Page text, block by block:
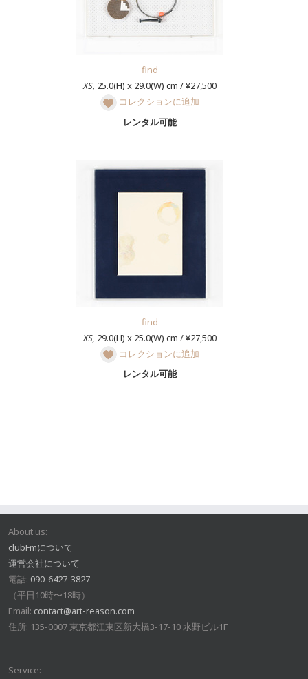
find
XS, 25.0(H) x 29.0(W) cm / ¥27,500
コレクションに追加
レンタル可能
find
XS, 29.0(H) x 25.0(W) cm / ¥27,500
コレクションに追加
レンタル可能
About us:
clubFmについて
運営会社について
電話: 090-6427-3827
（平日10時〜18時）
Email: contact@art-reason.com
住所: 135-0007 東京都江東区新大橋3-17-10 水野ビル1F
Service: